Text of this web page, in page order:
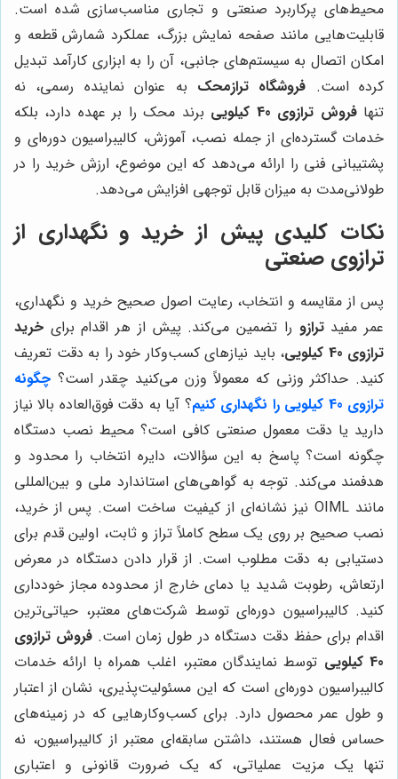
محیط‌های پرکاربرد صنعتی و تجاری مناسب‌سازی شده است.
قابلیت‌هایی مانند صفحه نمایش بزرگ، عملکرد شمارش قطعه و
امکان اتصال به سیستم‌های جانبی، آن را به ابزاری کارآمد تبدیل
کرده است. فروشگاه ترازمحک به عنوان نماینده رسمی، نه
تنها فروش ترازوی 40 کیلویی
برند محک را بر عهده دارد، بلکه
خدمات گسترده‌ای از جمله نصب، آموزش، کالیبراسیون دوره‌ای و
پشتیبانی فنی را ارائه می‌دهد که این موضوع، ارزش خرید را در
طولانی‌مدت به میزان قابل توجهی افزایش می‌دهد.
نکات کلیدی پیش از خرید و نگهداری از
ترازوی صنعتی
پس از مقایسه و انتخاب، رعایت اصول صحیح خرید و نگهداری،
عمر مفیدترازو را تضمین می‌کند. پیش از هر اقدام برای خرید
ترازوی 40 کیلویی
، باید نیازهای کسب‌وکار خود را به دقت تعریف
کنید. حداکثر وزنی که معمولاً وزن می‌کنید چقدر است؟ چگونه
ترازوی 40 کیلویی را نگهداری کنیم
؟ آیا به دقت فوق‌العاده بالا نیاز
دارید یا دقت معمول صنعتی کافی است؟ محیط نصب دستگاه
چگونه است؟ پاسخ به این سؤالات، دایره انتخاب را محدود و
هدفمند می‌کند. توجه به گواهی‌های استاندارد ملی و بین‌المللی
مانند OIML نیز نشانه‌ای از کیفیت ساخت است. پس از خرید،
نصب صحیح بر روی یک سطح کاملاً تراز و ثابت، اولین قدم برای
دستیابی به دقت مطلوب است. از قرار دادن دستگاه در معرض
ارتعاش، رطوبت شدید یا دمای خارج از محدوده مجاز خودداری
کنید. کالیبراسیون دوره‌ای توسط شرکت‌های معتبر، حیاتی‌ترین
اقدام برای حفظ دقت دستگاه در طول زمان است. فروش ترازوی
40 کیلویی
توسط نمایندگان معتبر، اغلب همراه با ارائه خدمات
کالیبراسیون دوره‌ای است که این مسئولیت‌پذیری، نشان از اعتبار
و طول عمر محصول دارد. برای کسب‌وکارهایی که در زمینه‌های
حساس فعال هستند، داشتن سابقه‌ای معتبر از کالیبراسیون، نه
تنها یک مزیت عملیاتی، که یک ضرورت قانونی و اعتباری